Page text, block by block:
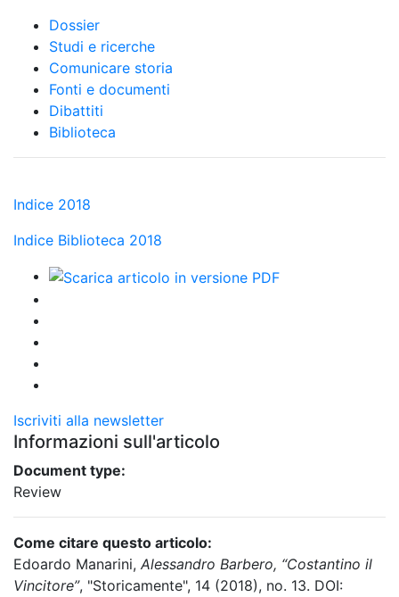
Dossier
Studi e ricerche
Comunicare storia
Fonti e documenti
Dibattiti
Biblioteca
Indice 2018
Indice Biblioteca 2018
Iscriviti alla newsletter
Informazioni sull'articolo
Document type:
Review
Come citare questo articolo:
Edoardo Manarini, Alessandro Barbero, “Costantino il
Vincitore”, "Storicamente", 14 (2018), no. 13. DOI: